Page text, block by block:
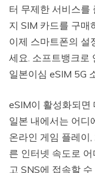
터 무제한 서비스를
지 SIM 카드를 구매
이제 스마트폰의 설
세요. 소프트뱅크로
일본이심 eSIM 5G
eSIM이 활성화되면
일본 내에서는 어디
온라인 게임 플레이
른 인터넷 속도로
고 SNS에 접속할 수